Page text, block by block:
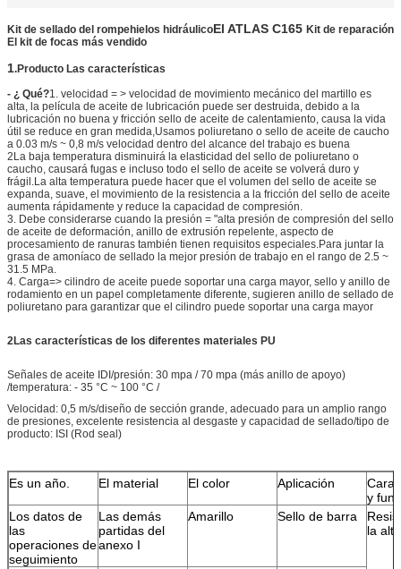
Kit de sellado del rompehielos hidráulicoEl ATLAS C165 Kit de reparación
El kit de focas más vendido
1.Producto Las características
- ¿ Qué?1. velocidad = > velocidad de movimiento mecánico del martillo es
alta, la película de aceite de lubricación puede ser destruida, debido a la
lubricación no buena y fricción sello de aceite de calentamiento, causa la vida
útil se reduce en gran medida,Usamos poliuretano o sello de aceite de caucho
a 0.03 m/s ~ 0,8 m/s velocidad dentro del alcance del trabajo es buena
2La baja temperatura disminuirá la elasticidad del sello de poliuretano o
caucho, causará fugas e incluso todo el sello de aceite se volverá duro y
frágil.La alta temperatura puede hacer que el volumen del sello de aceite se
expanda, suave, el movimiento de la resistencia a la fricción del sello de aceite
aumenta rápidamente y reduce la capacidad de compresión.
3. Debe considerarse cuando la presión = "alta presión de compresión del sello
de aceite de deformación, anillo de extrusión repelente, aspecto de
procesamiento de ranuras también tienen requisitos especiales.Para juntar la
grasa de amoníaco de sellado la mejor presión de trabajo en el rango de 2.5 ~
31.5 MPa.
4. Carga=> cilindro de aceite puede soportar una carga mayor, sello y anillo de
rodamiento en un papel completamente diferente, sugieren anillo de sellado de
poliuretano para garantizar que el cilindro puede soportar una carga mayor
2Las características de los diferentes materiales PU
Señales de aceite IDI/presión: 30 mpa / 70 mpa (más anillo de apoyo)
/temperatura: - 35 °C ~ 100 °C /
Velocidad: 0,5 m/s/diseño de sección grande, adecuado para un amplio rango
de presiones, excelente resistencia al desgaste y capacidad de sellado/tipo de
producto: ISI (Rod seal)
Es un año. El material El color Aplicación
y
Los datos de
las
operaciones de
seguimiento
Las demás
partidas del
anexo I
Amarillo Sello de barra
la